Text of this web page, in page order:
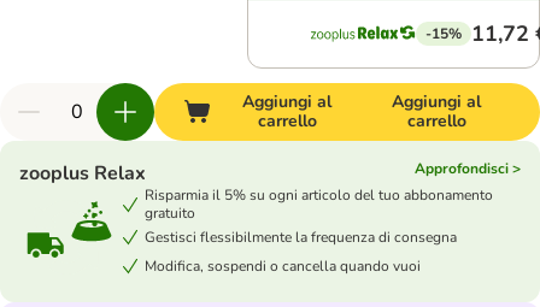
-15% 11,72
Aggiungi al
carrello
Aggiungi al
carrello
zooplus Relax
Approfondisci >
Risparmia il 5% su ogni articolo del tuo abbonamento
gratuito
Gestisci flessibilmente la frequenza di consegna
Modifica, sospendi o cancella quando vuoi